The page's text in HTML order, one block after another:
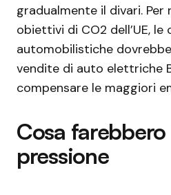
gradualmente il divari.
obiettivi di CO2 dell’UE, le
automobilistiche
vendite di auto elettriche
compensare le maggiori
Cosa
pressione